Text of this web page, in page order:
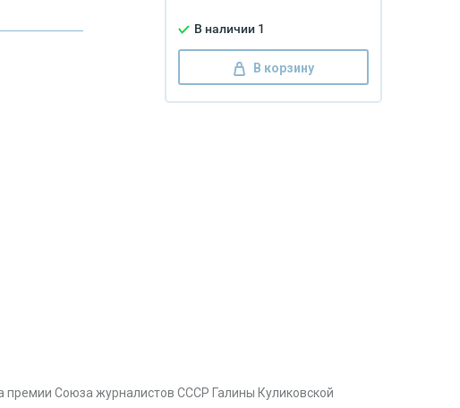
В наличии 1
В корзину
премии Союза журналистов СССР Галины Куликовской